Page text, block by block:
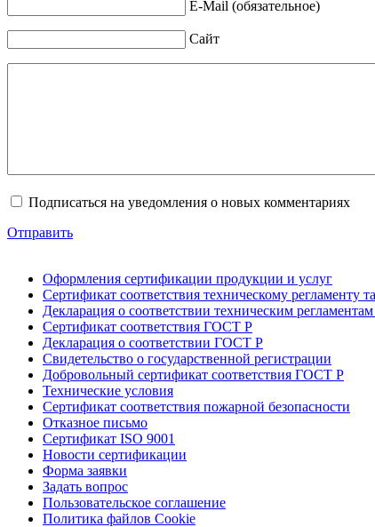
E-Mail (обязательное)
Сайт
Подписаться на уведомления о новых комментариях
Отправить
Оформления сертификации продукции и услуг
Сертификат соответствия техническому регламенту
Декларация о соответствии техническим
Сертификат соответствия ГОСТ Р
Декларация о соответствии ГОСТ Р
Свидетельство о государственной регистрации
Добровольный сертификат соответствия ГОСТ Р
Технические условия
Сертификат соответствия пожарной безопасности
Отказное письмо
Сертификат ISO 9001
Новости сертификации
Форма заявки
Задать вопрос
Пользовательское соглашение
Политика файлов Cookie